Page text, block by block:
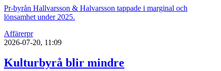
Pr-byrån Hallvarsson & Halvarsson tappade i marginal och
lönsamhet under 2025.
Affärerpr
2026-07-20, 11:09
Kulturbyrå blir mindre